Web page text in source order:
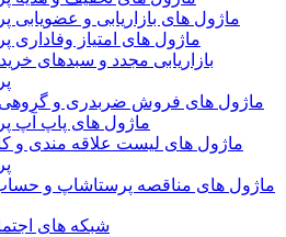
ماژول های بازاریابی و عضویابی
ماژول های امتیاز وفاداری
بازاریابی مجدد و سبدهای
ماژول های فروش ضربدری و
ماژول های پاپ آپ
ماژول های لیست علاقه مندی و
ماژول های مناقصه پرستاشاپ و
شبکه های